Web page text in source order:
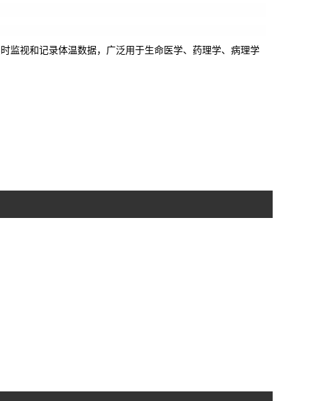
监视和记录体温数据，广泛用于生命医学、药理学、病理学